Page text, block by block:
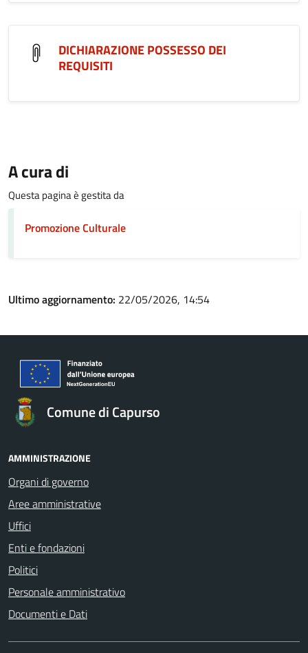
DICHIARAZIONE POSSESSO DEI
REQUISITI
A cura di
Questa pagina è gestita da
Promozione Culturale
Ultimo aggiornamento: 22/05/2026, 14:54
Comune di Capurso
AMMINISTRAZIONE
Organi di governo
Aree amministrative
Uffici
Enti e fondazioni
Politici
Personale amministrativo
Documenti e Dati